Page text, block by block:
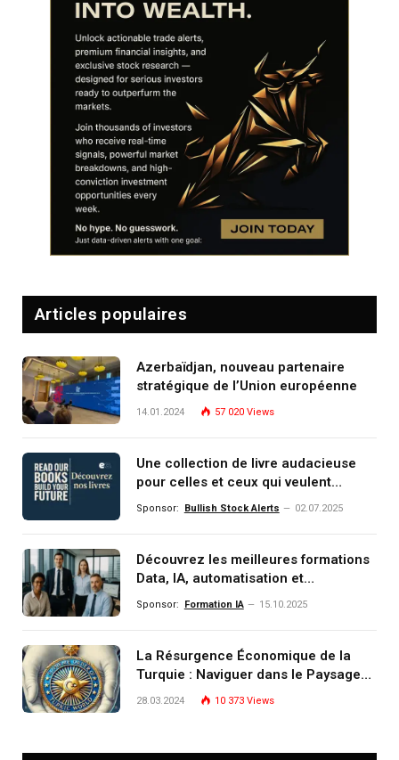
Articles populaires
Azerbaïdjan, nouveau partenaire
stratégique de l’Union européenne
14.01.2024 57 020 Views
Une collection de livre audacieuse
pour celles et ceux qui veulent
comprendre, investir et dominer le
Sponsor: Bullish Stock Alerts 02.07.2025
Découvrez les meilleures formations
Data, IA, automatisation et
investissement (gestion de
Sponsor: Formation IA 15.10.2025
La Résurgence Économique de la
Turquie : Naviguer dans le Paysage
Post-Crise
28.03.2024 10 373 Views